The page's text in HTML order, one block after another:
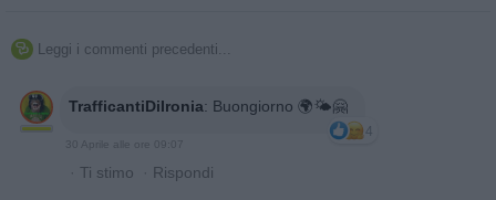
 Leggi i commenti precedenti...
TrafficantiDiIronia: Buongiorno 🌍🌤🤗
4
30 Aprile alle ore 09:07
· Ti stimo · Rispondi